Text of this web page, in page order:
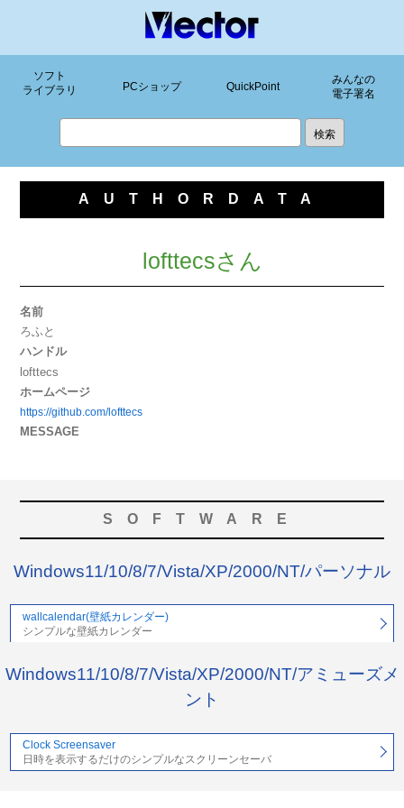
ソフト
ライブラリ
PCショップ QuickPoint
みんなの
電子署名
AUTHORDATA
lofttecsさん
名前
ろふと
ハンドル
lofttecs
ホームページ
https://github.com/lofttecs
MESSAGE
SOFTWARE
Windows11/10/8/7/Vista/XP/2000/NT/パーソナル
wallcalendar(壁紙カレンダー)
シンプルな壁紙カレンダー
Windows11/10/8/7/Vista/XP/2000/NT/アミューズメ
ント
Clock Screensaver
日時を表示するだけのシンプルなスクリーンセーバ